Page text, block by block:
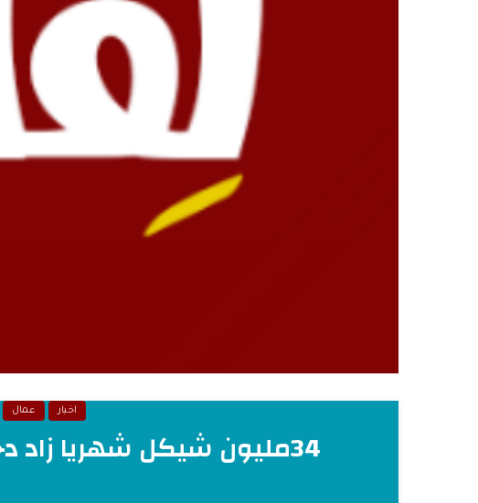
اخبار عمال
34مليون شيكل شهريا زاد دخل سماسرة التصاريح